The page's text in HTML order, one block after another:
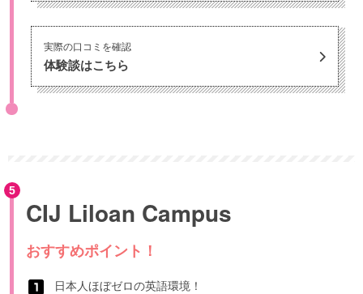
実際の口コミを確認
体験談はこちら
CIJ Liloan Campus
おすすめポイント！
日本人ほぼゼロの英語環境！